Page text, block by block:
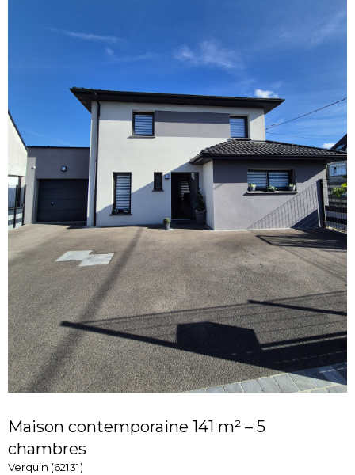
Maison contemporaine 141 m² – 5
chambres
Verquin (62131)